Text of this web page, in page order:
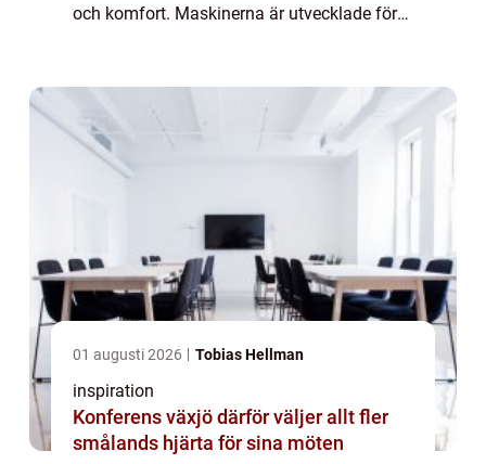
och komfort. Maskinerna är utvecklade för
01 augusti 2026 Tobias Hellman
inspiration
Konferens växjö därför väljer allt fler
smålands hjärta för sina möten